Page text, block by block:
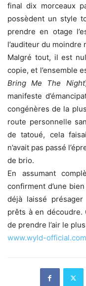
final dix morceaux
possèdent un style
prendre en otage
l’auditeur du
Malgré tout, il est
copie, et l’ensemble
Bring Me The
Night
manifeste
congénères de la
route personnelle
de tatoué, cela
n’avait pas passé
de brio.
En assumant
confirment d’une
déjà laissé
prêts à en
de prendre l’air le
www.wyld-official.com